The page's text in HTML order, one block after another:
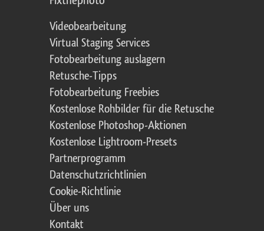
Videobearbeitung
Virtual Staging Services
Fotobearbeitung auslagern
Retusche-Tipps
Fotobearbeitung Freebies
Kostenlose Rohbilder für die Retusche
Kostenlose Photoshop-Aktionen
Kostenlose Lightroom-Presets
Partnerprogramm
Datenschutzrichtlinien
Cookie-Richtlinie
Über uns
Kontakt